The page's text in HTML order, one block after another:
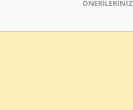
ÖNERİLERİNİZ